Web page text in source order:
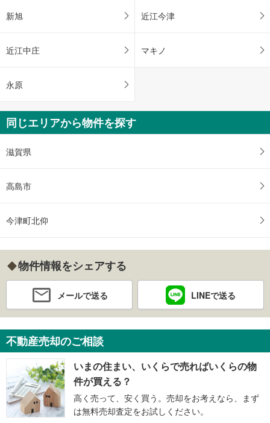
新旭 近江今津
近江中庄 マキノ
永原
同じエリアから物件を探す
滋賀県
高島市
今津町北仰
物件情報をシェアする
メールで送る LINEで送る
不動産売却のご相談
いまの住まい、いくらで売ればいくらの物
件が買える？
高く売って、安く買う。売却をお考えなら、まず
は無料売却査定をお試しください。